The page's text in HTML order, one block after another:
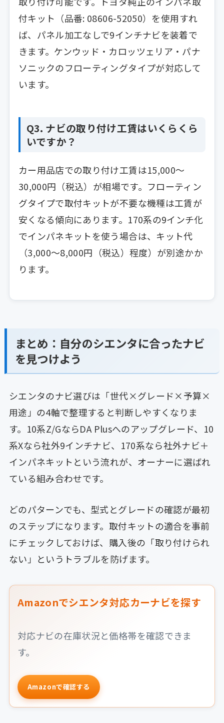
付キット（品番: 08606-52050）を使用すれ
ば、パネル加工なしで9インチナビを装着で
きます。ケンウッド・カロッツェリア・パナ
ソニックのフローティングタイプが対応して
います。
Q3. ナビの取り付け工賃はいくらくら
いですか？
カー用品店での取り付け工賃は15,000〜
30,000円（税込）が相場です。フローティン
グタイプで取付キットが不要な機種は工賃が
安くなる傾向にあります。170系の9インチ化
でインパネキットを使う場合は、キット代
（3,000〜8,000円（税込）程度）が別途かか
ります。
まとめ：自分のシエンタに合ったナビ
を見つけよう
シエンタのナビ選びは「世代×グレード×予算×
用途」の4軸で整理すると判断しやすくなりま
す。10系Z/GならDA Plusへのアップグレード、10
系Xなら社外9インチナビ、170系なら社外ナビ＋
インパネキットという流れが、オーナーに選ばれ
ている組み合わせです。
どのパターンでも、型式とグレードの確認が最初
のステップになります。取付キットの適合を事前
にチェックしておけば、購入後の「取り付けられ
ない」というトラブルを防げます。
Amazonでシエンタ対応カーナビを探す
対応ナビの在庫状況と価格帯を確認できま
す。
Amazonで確認する